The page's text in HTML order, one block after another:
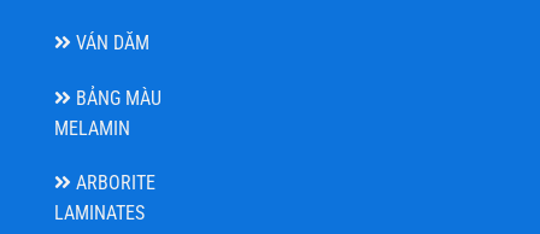
VÁN DĂM
BẢNG MÀU
MELAMIN
ARBORITE
LAMINATES